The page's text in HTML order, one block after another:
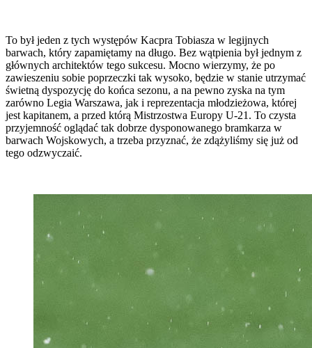
To był jeden z tych występów Kacpra Tobiasza w legijnych
barwach, który zapamiętamy na długo. Bez wątpienia był jednym z
głównych architektów tego sukcesu. Mocno wierzymy, że po
zawieszeniu sobie poprzeczki tak wysoko, będzie w stanie utrzymać
świetną dyspozycję do końca sezonu, a na pewno zyska na tym
zarówno Legia Warszawa, jak i reprezentacja młodzieżowa, której
jest kapitanem, a przed którą Mistrzostwa Europy U-21. To czysta
przyjemność oglądać tak dobrze dysponowanego bramkarza w
barwach Wojskowych, a trzeba przyznać, że zdążyliśmy się już od
tego odzwyczaić.